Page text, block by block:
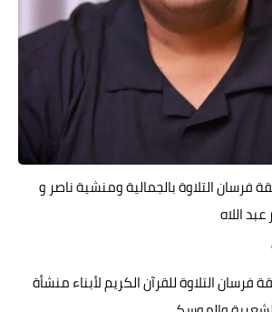
حوادث وقضايا
خدمات
الصحه والجمال
فن المطبخ
مقالات
فرسان التلاوة بالجمالية ومنشية ناصر و
اللاه
التلاوة للقرآن الكريم لأبناء منشأة